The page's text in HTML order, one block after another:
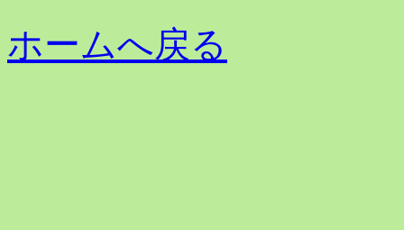
ホームへ戻る